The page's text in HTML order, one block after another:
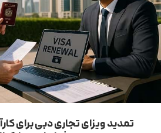
تمدید ویزای تجاری دبی برای